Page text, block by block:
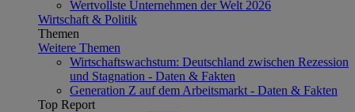
Wertvollste Unternehmen der Welt 2026
Wirtschaft & Politik
Themen
Weitere Themen
Wirtschaftswachstum: Deutschland zwischen Rezession
und Stagnation - Daten & Fakten
Generation Z auf dem Arbeitsmarkt - Daten & Fakten
Top Report